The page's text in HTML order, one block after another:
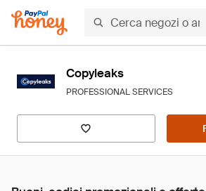
Copyleaks
PROFESSIONAL SERVICES